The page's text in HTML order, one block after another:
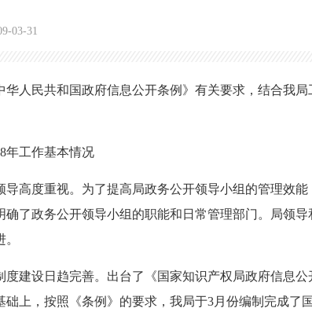
03-31
华人民共和国政府信息公开条例》有关要求，结合我
年工作基本情况
导高度重视。为了提高局政务公开领导小组的管理效
确了政务公开领导小组的职能和日常管理部门。局领
度建设日趋完善。出台了《国家知识产权局政府信息
础上，按照《条例》的要求，我局于3月份编制完成了